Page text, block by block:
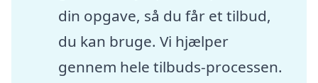
din opgave, så du får et tilbud,
du kan bruge. Vi hjælper
gennem hele tilbuds-processen.